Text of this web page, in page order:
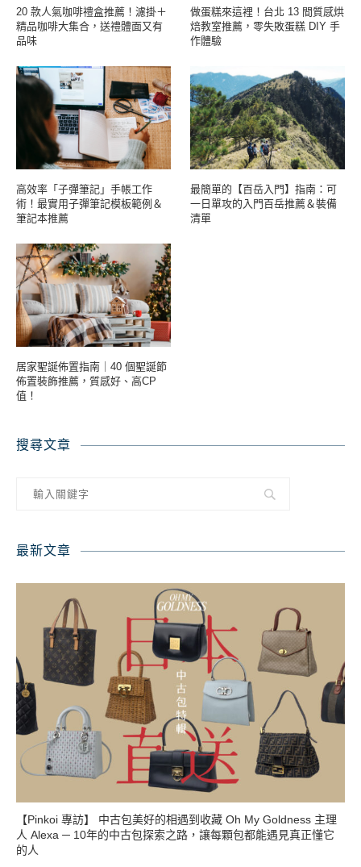
20 款人氣咖啡禮盒推薦！濾掛＋
精品咖啡大集合，送禮體面又有
品味
做蛋糕來這裡！台北 13 間質感烘
焙教室推薦，零失敗蛋糕 DIY 手
作體驗
高效率「子彈筆記」手帳工作
術！最實用子彈筆記模板範例＆
筆記本推薦
最簡單的【百岳入門】指南：可
一日單攻的入門百岳推薦＆裝備
清單
居家聖誕佈置指南｜40 個聖誕節
佈置裝飾推薦，質感好、高CP
值！
搜尋文章
最新文章
【Pinkoi 專訪】 中古包美好的相遇到收藏 Oh My Goldness 主理
人 Alexa ─ 10年的中古包探索之路，讓每顆包都能遇見真正懂它
的人